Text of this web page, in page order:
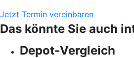
Jetzt Termin vereinbaren
Das könnte Sie auch
Depot-Vergleich